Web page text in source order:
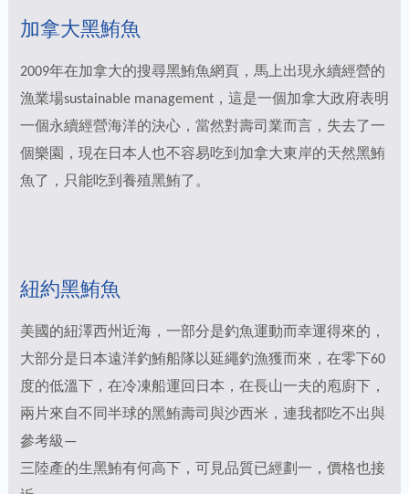
加拿大黑鮪魚
2009年在加拿大的搜尋黑鮪魚網頁，馬上出現永續經營的
漁業場sustainable management，這是一個加拿大政府表明
一個永續經營海洋的決心，當然對壽司業而言，失去了一
個樂園，現在日本人也不容易吃到加拿大東岸的天然黑鮪
魚了，只能吃到養殖黑鮪了。
紐約黑鮪魚
美國的紐澤西州近海，一部分是釣魚運動而幸運得來的，
大部分是日本遠洋釣鮪船隊以延繩釣漁獲而來，在零下60
度的低溫下，在冷凍船運回日本，在長山一夫的庖廚下，
兩片來自不同半球的黑鮪壽司與沙西米，連我都吃不出與
參考級—
三陸產的生黑鮪有何高下，可見品質已經劃一，價格也接